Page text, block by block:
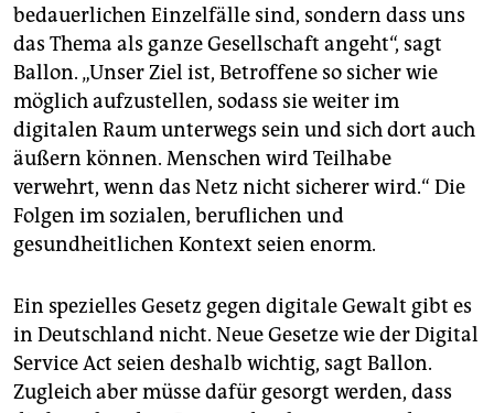
bedauerlichen Einzelfälle sind, sondern dass uns
das Thema als ganze Gesellschaft angeht“, sagt
Ballon. „Unser Ziel ist, Betroffene so sicher wie
möglich aufzustellen, sodass sie weiter im
digitalen Raum unterwegs sein und sich dort auch
äußern können. Menschen wird Teilhabe
verwehrt, wenn das Netz nicht sicherer wird.“ Die
Folgen im sozialen, beruflichen und
gesundheitlichen Kontext seien enorm.
Ein spezielles Gesetz gegen digitale Gewalt gibt es
in Deutschland nicht. Neue Gesetze wie der Digital
Service Act seien deshalb wichtig, sagt Ballon.
Zugleich aber müsse dafür gesorgt werden, dass